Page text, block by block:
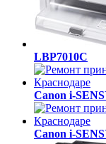
LBP7010C
Canon i-
Canon i-